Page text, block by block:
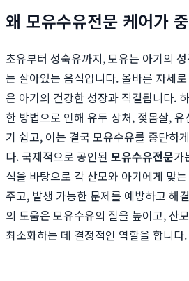
왜 모유수유전문 케어가
초유부터 성숙유까지, 모유는 아기의
는 살아있는 음식입니다. 올바른 자세
은 아기의 건강한 성장과 직결됩니다.
한 방법으로 인해 유두 상처, 젖몸살,
기 쉽고, 이는 결국 모유수유를 중단하
다. 국제적으로 공인된 모유수유전문가
식을 바탕으로 각 산모와 아기에게 맞
주고, 발생 가능한 문제를 예방하고 해
의 도움은 모유수유의 질을 높이고, 산
최소화하는 데 결정적인 역할을 합니다.